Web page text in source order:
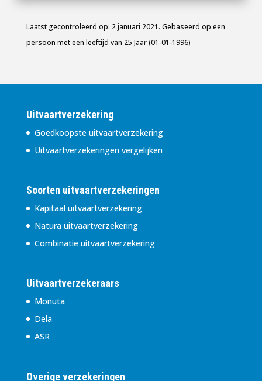
Laatst gecontroleerd op: 2 januari 2021. Gebaseerd op een
persoon met een leeftijd van 25 Jaar (01-01-1996)
Uitvaartverzekering
Goedkoopste uitvaartverzekering
Uitvaartverzekeringen vergelijken
Soorten uitvaartverzekeringen
Kapitaal uitvaartverzekering
Natura uitvaartverzekering
Combinatie uitvaartverzekering
Uitvaartverzekeraars
Monuta
Dela
ASR
Overige verzekeringen